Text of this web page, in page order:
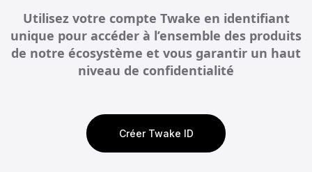
Utilisez votre compte Twake en identifiant
unique pour accéder à l’ensemble des produits
de notre écosystème et vous garantir un haut
niveau de confidentialité
Créer Twake ID